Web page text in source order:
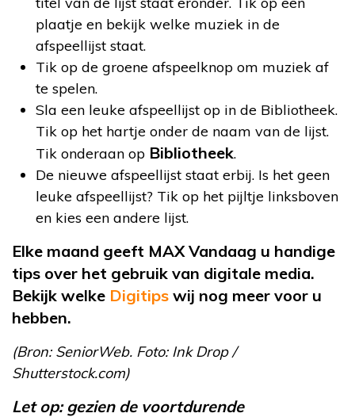
plaatje en bekijk welke muziek in de
afspeellijst staat.
Tik op de groene afspeelknop om muziek af
te spelen.
Sla een leuke afspeellijst op in de Bibliotheek.
Tik op het hartje onder de naam van de lijst.
Tik onderaan op Bibliotheek.
De nieuwe afspeellijst staat erbij. Is het geen
leuke afspeellijst? Tik op het pijltje linksboven
en kies een andere lijst.
Elke maand geeft MAX Vandaag u handige
tips over het gebruik van digitale media.
Bekijk welke Digitips wij nog meer voor u
hebben.
(Bron: SeniorWeb. Foto:Ink Drop /
Shutterstock.com)
Let op: gezien de voortdurende